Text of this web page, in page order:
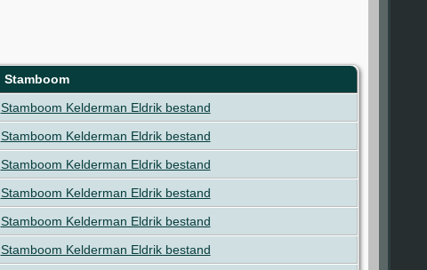
Stamboom
Stamboom Kelderman Eldrik bestand
Stamboom Kelderman Eldrik bestand
Stamboom Kelderman Eldrik bestand
Stamboom Kelderman Eldrik bestand
Stamboom Kelderman Eldrik bestand
Stamboom Kelderman Eldrik bestand